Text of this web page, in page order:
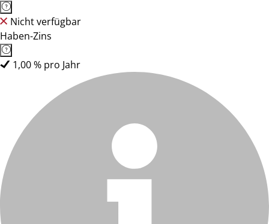
Nicht verfügbar
Haben-Zins
1,00 % pro Jahr